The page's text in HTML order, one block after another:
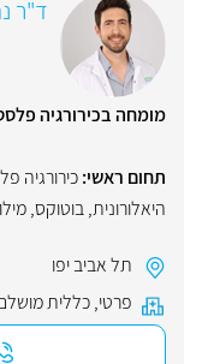
ד"ר
מומחה בכירורגיה
תחום ראשי:כירורגיה
היאלורונית,בוטוקס,
תל אביב יפו
פרטי,כללית